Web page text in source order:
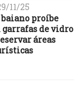
11/25
proíbe
garrafas de vidro
áreas